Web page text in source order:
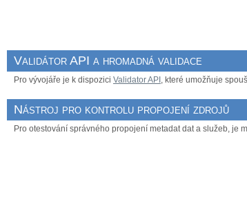
Validátor API a hromadná validace
Pro vývojáře je k dispozici Validator API , které umožňuje
Nástroj pro kontrolu propojení zdrojů
Pro otestování správného propojení metadat dat a služeb, je